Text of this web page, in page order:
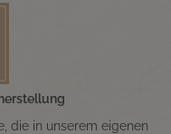
die in unserem eigenen